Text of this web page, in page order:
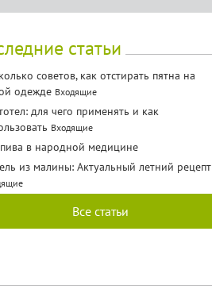
статьи
советов, как отстирать пятна на
одежде Входящие
для чего применять и как
Входящие
в народной медицине
из малины: Актуальный летний рецепт
Все статьи